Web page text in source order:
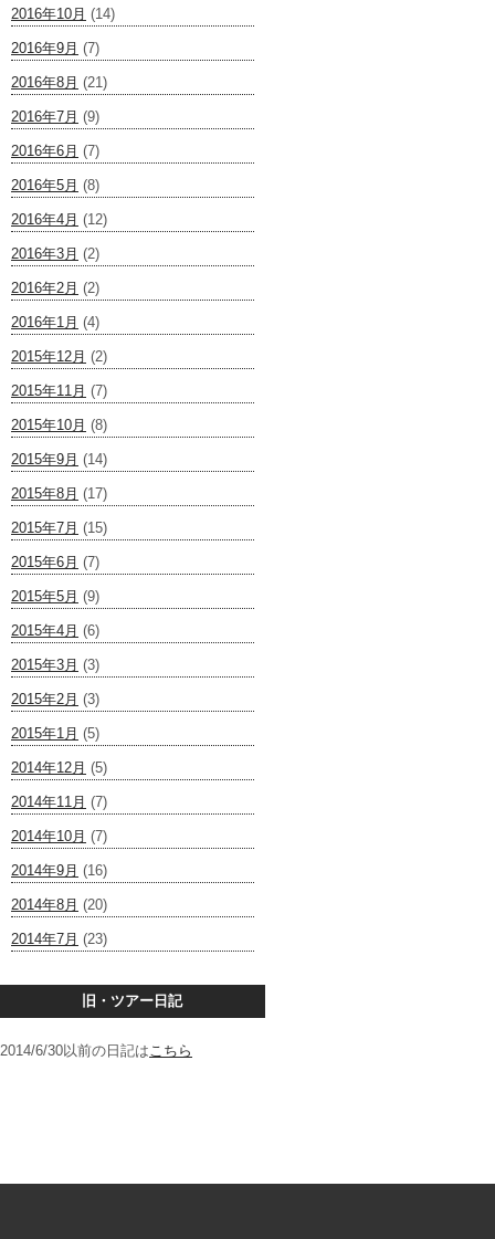
2016年10月 (14)
2016年9月 (7)
2016年8月 (21)
2016年7月 (9)
2016年6月 (7)
2016年5月 (8)
2016年4月 (12)
2016年3月 (2)
2016年2月 (2)
2016年1月 (4)
2015年12月 (2)
2015年11月 (7)
2015年10月 (8)
2015年9月 (14)
2015年8月 (17)
2015年7月 (15)
2015年6月 (7)
2015年5月 (9)
2015年4月 (6)
2015年3月 (3)
2015年2月 (3)
2015年1月 (5)
2014年12月 (5)
2014年11月 (7)
2014年10月 (7)
2014年9月 (16)
2014年8月 (20)
2014年7月 (23)
旧・ツアー日記
2014/6/30以前の日記はこちら